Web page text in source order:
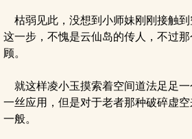
枯弱见此，没想到小师妹刚刚接触到
这一步，不愧是云仙岛的传人，不过
顾。
就这样凌小玉摸索着空间道法足足一
一丝应用，但是对于老者那种破碎虚
一般。